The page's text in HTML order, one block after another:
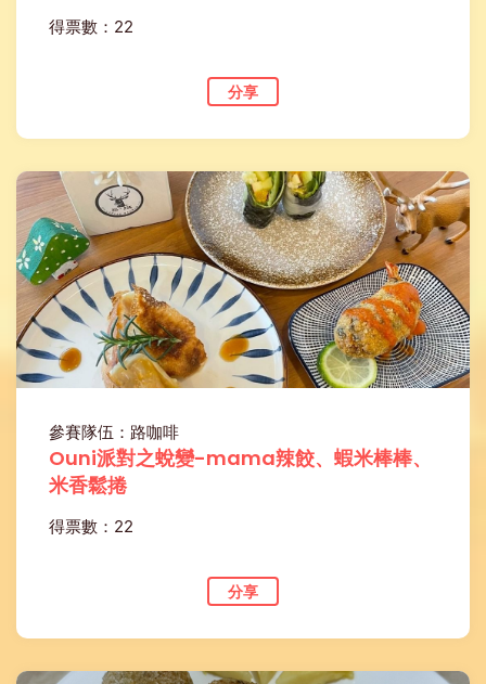
得票數：22
分享
參賽隊伍：路咖啡
Ouni派對之蛻變-mama辣餃、蝦米棒棒、
米香鬆捲
得票數：22
分享